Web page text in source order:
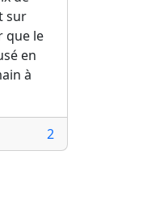
sur
que le
en
à
2